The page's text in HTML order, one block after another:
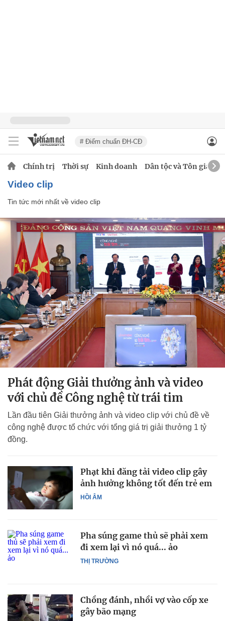
# Điểm chuẩn ĐH-CĐ
Chính trị Thời sự Kinh doanh Dân tộc và Tôn giáo
video clip
Tin tức mới nhất về video clip
Phát động Giải thưởng ảnh và video
với chủ đề Công nghệ từ trái tim
Lần đầu tiên Giải thưởng ảnh và video clip với chủ đề về
công nghệ được tổ chức với tổng giá trị giải thưởng 1 tỷ
đồng.
HỒI ÂM
Phạt khi đăng tải video clip gây
ảnh hưởng không tốt đến trẻ em
THỊ TRƯỜNG
Pha súng game thủ sẽ phải xem
đi xem lại vì nó quá... ảo
Chồng đánh, nhồi vợ vào cốp xe
gây bão mạng